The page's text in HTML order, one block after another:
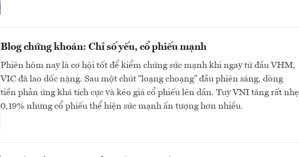
Blog chứng khoán: Chỉ số yếu, cổ phiếu mạnh
Phiên hôm nay là cơ hội tốt để kiểm chứng sức mạnh khi ngay từ đầu VHM,
VIC đã lao dốc nặng. Sau một chút “loạng choạng” đầu phiên sáng, dòng
tiền phản ứng khá tích cực và kéo giá cổ phiếu lên dần. Tuy VNI tăng rất nhẹ
0,19% nhưng cổ phiếu thể hiện sức mạnh ấn tượng hơn nhiều.